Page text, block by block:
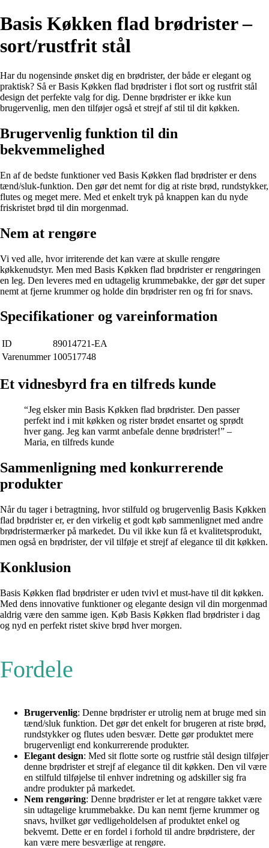
Basis Køkken flad brødrister –
sort/rustfrit stål
Har du nogensinde ønsket dig en brødrister, der både er elegant og
praktisk? Så er Basis Køkken flad brødrister i flot sort og rustfrit stål
design det perfekte valg for dig. Denne brødrister er ikke kun
brugervenlig, men den tilføjer også et strejf af stil til dit køkken.
Brugervenlig funktion til din
bekvemmelighed
En af de bedste funktioner ved Basis Køkken flad brødrister er dens
tænd/sluk-funktion. Den gør det nemt for dig at riste brød, rundstykker,
flutes og meget mere. Med et enkelt tryk på knappen kan du nyde
friskristet brød til din morgenmad.
Nem at rengøre
Vi ved alle, hvor irriterende det kan være at skulle rengøre
køkkenudstyr. Men med Basis Køkken flad brødrister er rengøringen
en leg. Den leveres med en udtagelig krummebakke, der gør det super
nemt at fjerne krummer og holde din brødrister ren og fri for snavs.
Specifikationer og vareinformation
ID
89014721-EA
Varenummer 100517748
Et vidnesbyrd fra en tilfreds kunde
“Jeg elsker min Basis Køkken flad brødrister. Den passer
perfekt ind i mit køkken og rister brødet ensartet og sprødt
hver gang. Jeg kan varmt anbefale denne brødrister!” –
Maria, en tilfreds kunde
Sammenligning med konkurrerende
produkter
Når du tager i betragtning, hvor stilfuld og brugervenlig Basis Køkken
flad brødrister er, er den virkelig et godt køb sammenlignet med andre
brødristermærker på markedet. Du vil ikke kun få et kvalitetsprodukt,
men også en brødrister, der vil tilføje et strejf af elegance til dit køkken.
Konklusion
Basis Køkken flad brødrister er uden tvivl et must-have til dit køkken.
Med dens innovative funktioner og elegante design vil din morgenmad
aldrig være den samme igen. Køb Basis Køkken flad brødrister i dag
og nyd en perfekt ristet skive brød hver morgen.
Fordele
Brugervenlig: Denne brødrister er utrolig nem at bruge med sin
tænd/sluk funktion. Det gør det enkelt for brugeren at riste brød,
rundstykker og flutes uden besvær. Dette gør produktet mere
brugervenligt end konkurrerende produkter.
Elegant design: Med sit flotte sorte og rustfrie stål design tilføjer
denne brødrister et strejf af elegance til dit køkken. Den vil være
en stilfuld tilføjelse til enhver indretning og adskiller sig fra
andre produkter på markedet.
Nem rengøring: Denne brødrister er let at rengøre takket være
sin udtagelige krummebakke. Du kan nemt fjerne krummer og
snavs, hvilket gør vedligeholdelsen af produktet enkel og
bekvemt. Dette er en fordel i forhold til andre brødristere, der
kan være mere besværlige at rengøre.